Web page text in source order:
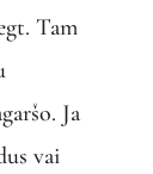
Tam
Ja
vai